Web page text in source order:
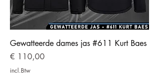
Gewatteerde dames jas #611 Kurt Baes
Prijs
€ 110,00
incl.Btw